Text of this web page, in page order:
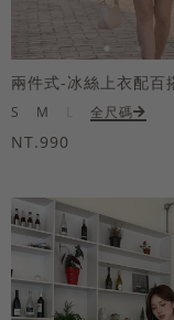
S M 全尺碼
NT.990